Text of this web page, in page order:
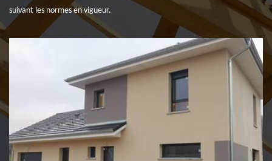
suivant les normes en vigueur.